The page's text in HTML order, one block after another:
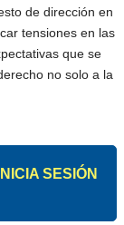
de dirección en
tensiones en las
que se
no solo a la
INICIA SESIÓN